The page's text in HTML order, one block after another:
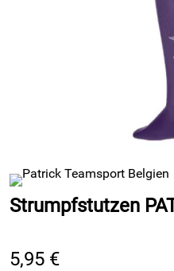
Strumpfstutzen
5,95 €